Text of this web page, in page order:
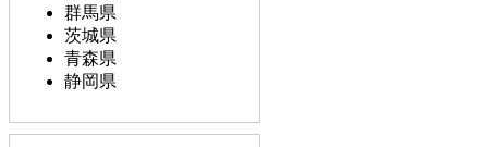
群馬県
茨城県
青森県
静岡県